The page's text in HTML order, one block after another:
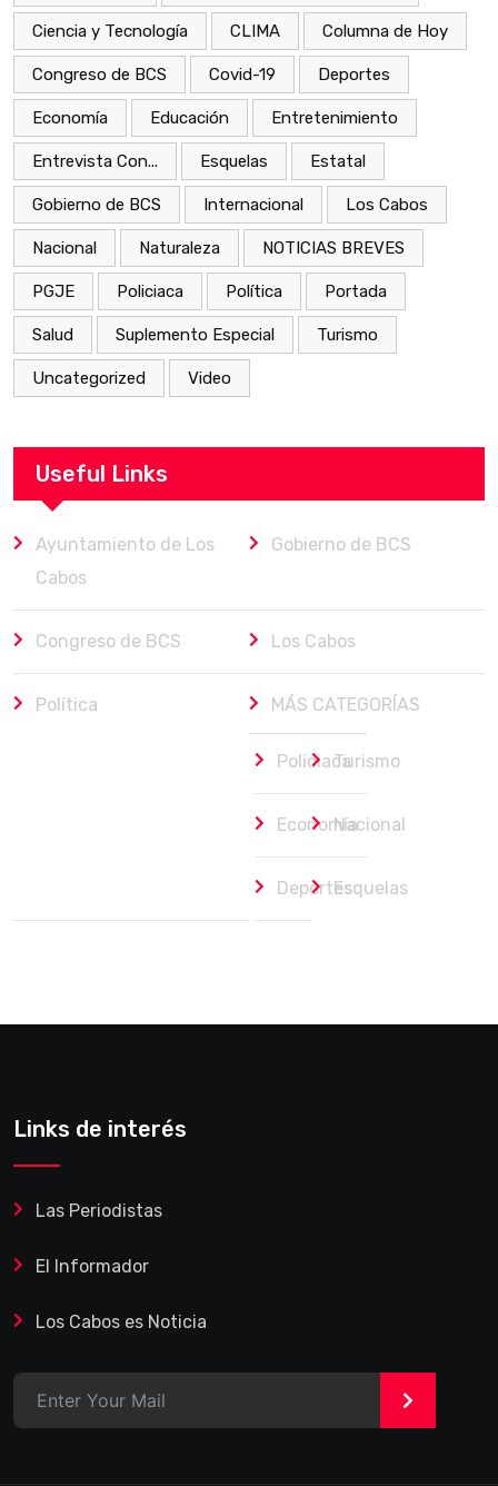
Ciencia y Tecnología CLIMA Columna de Hoy
Congreso de BCS Covid-19 Deportes
Economía Educación Entretenimiento
Entrevista Con... Esquelas Estatal
Gobierno de BCS Internacional Los Cabos
Nacional Naturaleza NOTICIAS BREVES
PGJE Policiaca Política Portada
Salud Suplemento Especial Turismo
Uncategorized Video
Useful Links
Ayuntamiento de Los
Cabos
Gobierno de BCS
Congreso de BCS Los Cabos
Política MÁS CATEGORÍAS
PoliciacaTurismo
EconomíaNacional
DeportesEsquelas
Links de interés
Las Periodistas
El Informador
Los Cabos es Noticia
>